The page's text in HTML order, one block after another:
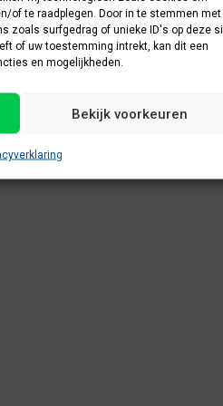
of te raadplegen. Door in te stemmen met
zoals surfgedrag of unieke ID's op deze
of uw toestemming intrekt, kan dit een
en mogelijkheden.
Bekijk voorkeuren